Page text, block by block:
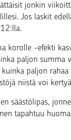
jonkin
Jos laskit
korolle -efekti
paljon summa
paljon
niistä voi
säästölipas,
tapahtuu